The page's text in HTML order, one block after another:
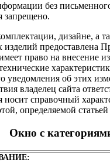
без
запрещено.
дизайне, а
изделий предоставлена
право на внесение
уведомления об этих
владелец сайта
справочный
определяемой
Окно с